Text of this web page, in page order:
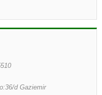
d Gaziemir